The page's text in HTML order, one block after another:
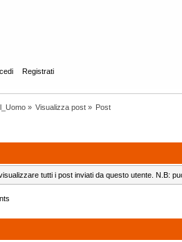
Registrati
» Visualizza post » Post
tutti i post inviati da questo utente. N.B: